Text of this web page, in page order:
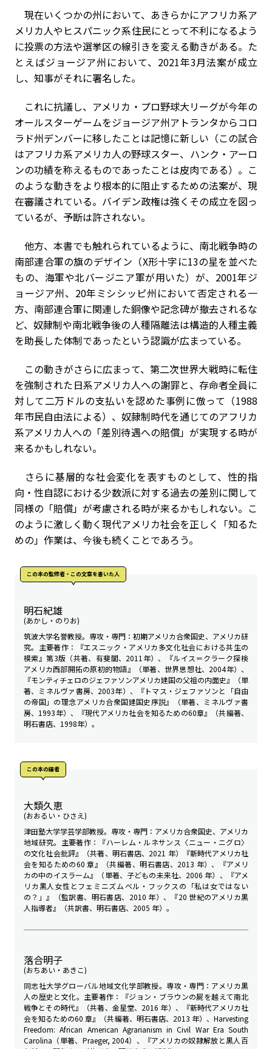
現在いくつかの州において、あきらかにアフリカ系ア
メリカ人やヒスパニック系住民にとって不利になるよう
に投票の方法や選挙区の線引きを変える動きがある。た
とえばジョージア州において、2021年3月法案が成立
し、知事がそれに署名した。
これに抗議し、アメリカ・プロ野球大リーグが今年の
オールスターゲームをジョージア州アトランタからコロ
ラド州デンバーに移したことは記憶に新しい（この試合
はアフリカ系アメリカ人の野球スター、ハンク・アーロ
ンの功績を称えるものであったことは皮肉である）。こ
のような動きをより根本的に阻止するための法案が、現
在審議されている。バイデン政権は強くその成立を図っ
ているが、予断は許されない。
他方、本書でも触れられているように、南北戦争時の
南部連合軍の旗のデザイン（X形十字に13の星を並べた
もの、海軍や北バージニア軍が用いた）が、2001年ジ
ョージア州、20年ミシシッピ州において否定される一
方、南部連合軍に関連した銅像や記念碑が撤去されるな
ど、奴隷制や南北戦争後の人種隔離法は構造的人種主義
を助長した体制であったという認識が広まっている。
この動きがさらに広まって、第二次世界大戦時に転住
を強制された日系アメリカ人への謝罪と、存命者全員に
対して二万ドルの支払いを認めた事例に倣って（1988
年市民自由法による）、奴隷制時代を通じてのアフリカ
系アメリカ人への「差別待遇への賠償」が実現する時が
来るかもしれない。
さらに基層的な社会変化を表すものとして、性的指
向・性自認における少数派に対する過去の差別に関して
同様の「賠償」が考慮される時が来るかもしれない。こ
のように激しく動く現代アメリカ社会を正しく「知るた
めの」作業は、今後も続くことであろう。
この本の監修者・この文章を書いた人
明石紀雄
(あかし・のりお)
筑波大学名誉教授。専攻・専門：初期アメリカ合衆国史、アメリカ研
究。主要著作：『エスニック・アメリカ――多文化社会における共生の
模索』第3版（共著、有斐閣、2011年）、『ルイス＝クラーク探検――
アメリカ西部開拓の原初的物語』（単著、世界思想社、2004年）、
『モンティチェロのジェファソン――アメリカ建国の父祖の内面史』（単
著、ミネルヴァ書房、2003年）、『トマス・ジェファソンと「自由
の帝国」の理念――アメリカ合衆国建国史序説』（単著、ミネルヴァ書
房、1993年）、『現代アメリカ社会を知るための60章』（共編著、
明石書店、1998年）。
この本の編者
大類久恵
(おおるい・ひさえ)
津田塾大学学芸学部教授。専攻・専門：アメリカ合衆国史、アメリカ
地域研究。主要著作：『ハーレム・ルネサンス――〈ニュー・ニグロ〉
の文化社会批評』（共著、明石書店、2021 年）『新時代アメリカ社
会を知るための60 章』（共編著、明石書店、2013 年）、『アメリ
カの中のイスラーム』（単著、子どもの未来社、2006 年）、『アメ
リカ黒人女性とフェミニズム――ベル・フックスの「私は女ではない
の？」』（監訳書、明石書店、2010 年）、『20 世紀のアメリカ黒
人指導者』（共訳書、明石書店、2005 年）。
落合明子
(おちあい・あきこ)
同志社大学グローバル地域文化学部教授。専攻・専門：アメリカ黒
人の歴史と文化。主要著作：『ジョン・ブラウンの屍を越えて――南北
戦争とその時代』（共著、金星堂、2016 年）、『新時代アメリカ社
会を知るための60 章』（共編著、明石書店、2013 年）、Harvesting
Freedom: African American Agrarianism in Civil War Era South
Carolina（単著、Praeger, 2004）、『アメリカの奴隷解放と黒人――百